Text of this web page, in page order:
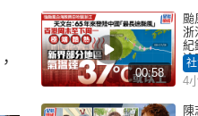
00:58
颱
浙
紀
途
4
陳